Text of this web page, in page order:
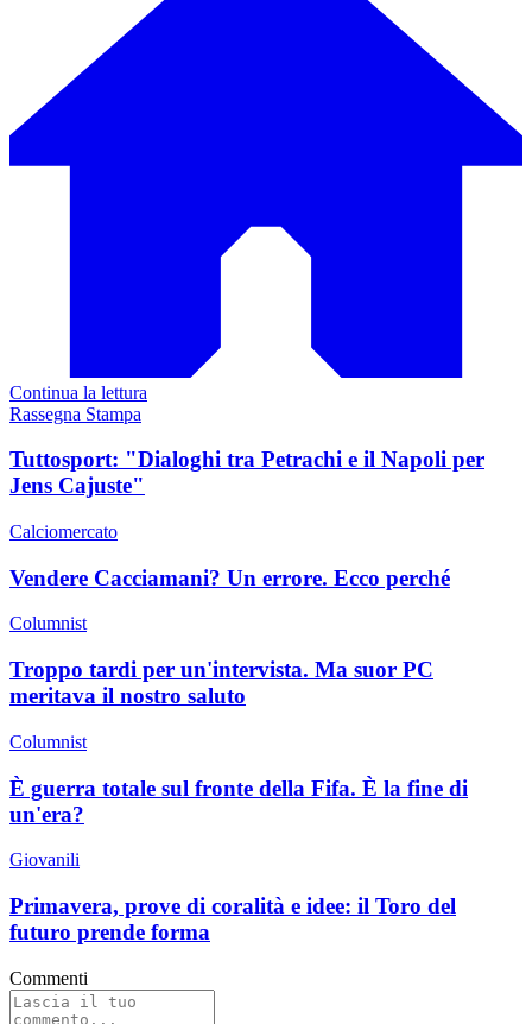
Continua la lettura
Rassegna Stampa
Tuttosport: "Dialoghi tra Petrachi e il Napoli per
Jens Cajuste"
Calciomercato
Vendere Cacciamani? Un errore. Ecco perché
Columnist
Troppo tardi per un'intervista. Ma suor PC
meritava il nostro saluto
Columnist
È guerra totale sul fronte della Fifa. È la fine di
un'era?
Giovanili
Primavera, prove di coralità e idee: il Toro del
futuro prende forma
Commenti